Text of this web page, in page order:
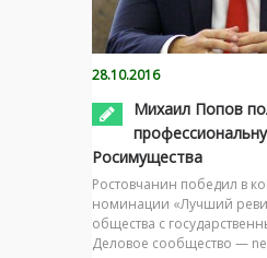
28.10.2016
Михаил Попов
Росимущества
Ростовчанин победил в
номинации «Лучший
общества с
Деловое сообщество —